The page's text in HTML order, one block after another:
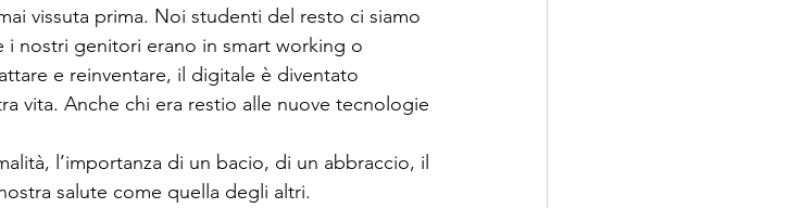
vissuta prima. Noi studenti del resto ci siamo
i nostri genitori erano in smart working o
e reinventare, il digitale è diventato
vita. Anche chi era restio alle nuove tecnologie
l’importanza di un bacio, di un abbraccio, il
salute come quella degli altri.